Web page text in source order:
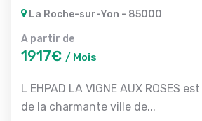
La Roche-sur-Yon - 85000
A partir de
1917€ / Mois
L EHPAD LA VIGNE AUX ROSES
de la charmante ville de...